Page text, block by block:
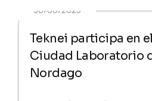
30/06/2025
Teknei participa en
Ciudad Laboratorio
Nordago